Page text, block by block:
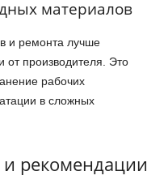
материалов
и ремонта лучше
от производителя. Это
рабочих
в сложных
и рекомендации